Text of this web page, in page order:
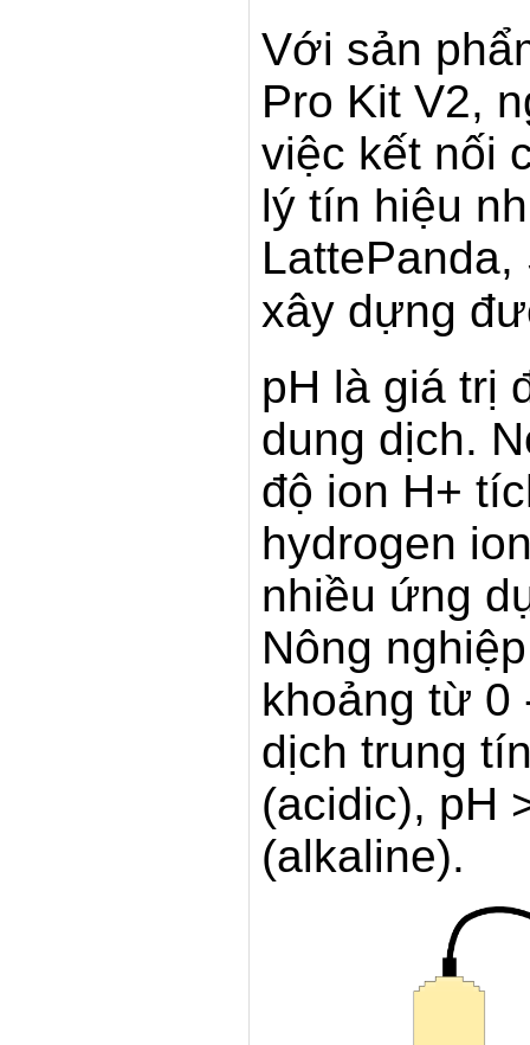
Với sản
Pro Kit V2,
việc kết nối
lý tín hiệu
xây dựng
pH là giá trị
dung dịch.
độ ion H+
hydrogen
nhiều ứng
Nông
khoảng từ 0
dịch trung
(acidic), pH
(alkaline).